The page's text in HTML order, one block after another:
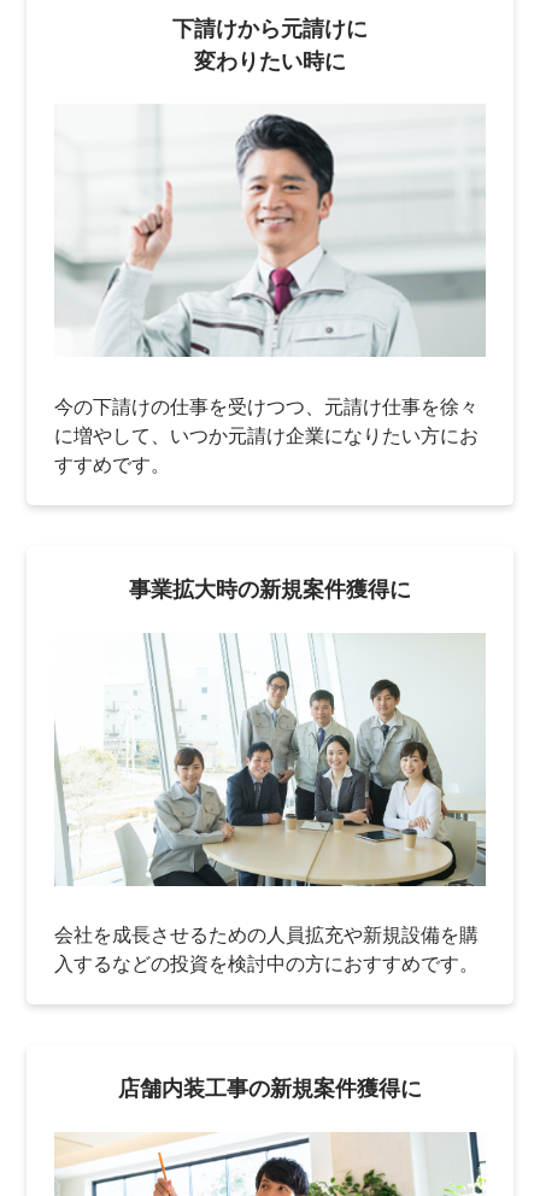
下請けから元請けに
変わりたい時に
今の下請けの仕事を受けつつ、元請け仕事を徐々
に増やして、いつか元請け企業になりたい方にお
すすめです。
事業拡大時の新規案件獲得に
会社を成長させるための人員拡充や新規設備を購
入するなどの投資を検討中の方におすすめです。
店舗内装工事の新規案件獲得に